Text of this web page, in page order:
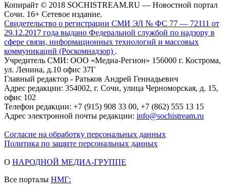
Копирайт © 2018 SOCHISTREAM.RU — Новостной портал
Сочи. 16+ Сетевое издание.
Свидетельство о регистрации СМИ ЭЛ № ФС 77 — 72111 от
29.12.2017 года выдано Федеральной службой по надзору в
сфере связи, информационных технологий и массовых
коммуникаций (Роскомнадзор) .
Учредитель СМИ: ООО «Медиа-Регион» 156000 г. Кострома,
ул. Ленина, д.10 офис 37Г
Главный редактор - Ратьков Андрей Геннадьевич
Адрес редакции: 354002, г. Сочи, улица Черноморская, д. 15,
офис 102
Телефон редакции: +7 (915) 908 33 00, +7 (862) 555 13 15
Адрес электронной почты редакции: info@sochistream.ru
Согласие на обработку персональных данных
Политика по защите персональных данных
О НАРОДНОЙ МЕДИА-ГРУППЕ
Все порталы НМГ: